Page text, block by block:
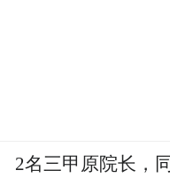
2名三甲原院长，